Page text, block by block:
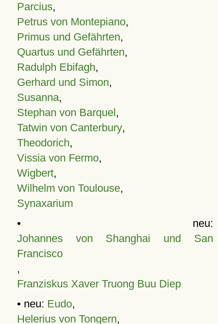
Parcius,
Petrus von Montepiano,
Primus und Gefährten,
Quartus und Gefährten,
Radulph Ebifagh,
Gerhard und Simon,
Susanna,
Stephan von Barquel,
Tatwin von Canterbury,
Theodorich,
Vissia von Fermo,
Wigbert,
Wilhelm von Toulouse,
Synaxarium
• neu:
Johannes von Shanghai und San
Francisco
,
Franziskus Xaver Truong Buu Diep
• neu: Eudo,
Helerius von Tongern,